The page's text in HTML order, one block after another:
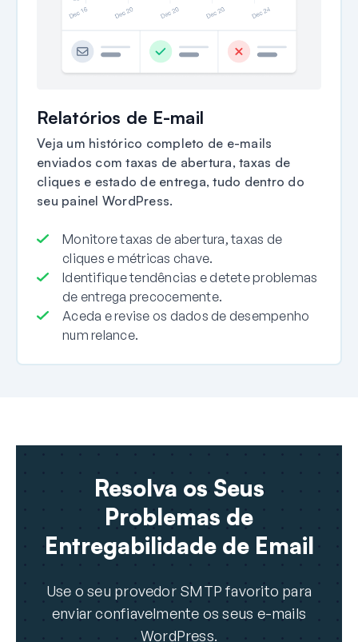
Relatórios de E-mail
Veja um histórico completo de e-mails
enviados com taxas de abertura, taxas de
cliques e estado de entrega, tudo dentro do
seu painel WordPress.
Monitore taxas de abertura, taxas de
cliques e métricas chave.
Identifique tendências e detete problemas
de entrega precocemente.
Aceda e revise os dados de desempenho
num relance.
Resolva os Seus
Problemas de
Entregabilidade de Email
Use o seu provedor SMTP favorito para
enviar confiavelmente os seus e-mails
WordPress.